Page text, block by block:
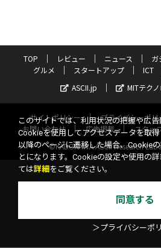
TOP レビュー ニュース ガ
グルメ
スタートアップ ICT
ASCII.jp
MITテク
サイトポリシー プライバシーポリ
お問い合わせ
広告掲載 スタッ
©KADOKAWA ASCII Research
このサイトでは、利用状況の把握や広告
Cookieを使用してアクセスデータを取
以降のページに遷移した場合、Cookie
とになります。Cookieの設定や使用の
ては詳細 をご覧ください。
同意する
＞プライバシーポ